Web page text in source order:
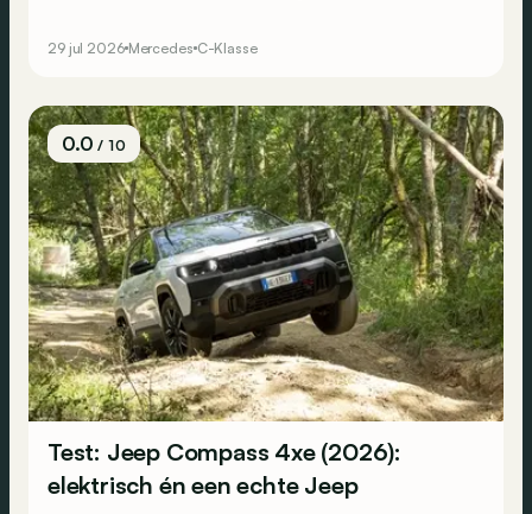
29 jul 2026 Mercedes C-Klasse
0.0/ 10
Test: Jeep Compass 4xe (2026):
elektrisch én een echte Jeep